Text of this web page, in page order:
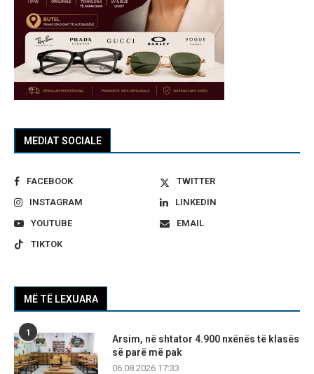
MEDIAT SOCIALE
FACEBOOK
TWITTER
INSTAGRAM
LINKEDIN
YOUTUBE
EMAIL
TIKTOK
MË TË LEXUARA
1
Arsim, në shtator 4.900 nxënës të klasës
së parë më pak
06.08.2026 17:33